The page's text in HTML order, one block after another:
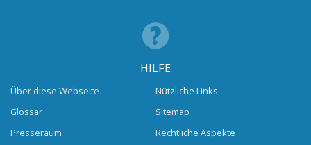
HILFE
Über diese Webseite
Glossar
Presseraum
Nützliche Links
Sitemap
Rechtliche Aspekte